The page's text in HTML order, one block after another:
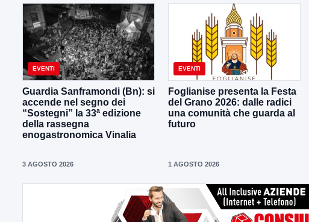
EVENTI
Guardia Sanframondi (Bn): si
accende nel segno dei
“Sostegni” la 33ª edizione
della rassegna
enogastronomica Vinalia
3 AGOSTO 2026
EVENTI
Foglianise presenta la Festa
del Grano 2026: dalle radici
una comunità che guarda al
futuro
1 AGOSTO 2026